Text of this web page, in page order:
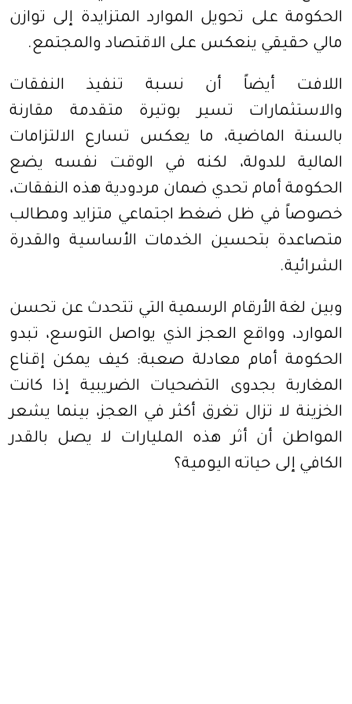
الحكومة على تحويل الموارد المتزايدة إلى توازن
مالي حقيقي ينعكس على الاقتصاد والمجتمع.
اللافت أيضاً أن نسبة تنفيذ النفقات
والاستثمارات تسير بوتيرة متقدمة مقارنة
بالسنة الماضية، ما يعكس تسارع الالتزامات
المالية للدولة، لكنه في الوقت نفسه يضع
الحكومة أمام تحدي ضمان مردودية هذه النفقات،
خصوصاً في ظل ضغط اجتماعي متزايد ومطالب
متصاعدة بتحسين الخدمات الأساسية والقدرة
الشرائية.
وبين لغة الأرقام الرسمية التي تتحدث عن تحسن
الموارد، وواقع العجز الذي يواصل التوسع، تبدو
الحكومة أمام معادلة صعبة: كيف يمكن إقناع
المغاربة بجدوى التضحيات الضريبية إذا كانت
الخزينة لا تزال تغرق أكثر في العجز، بينما يشعر
المواطن أن أثر هذه المليارات لا يصل بالقدر
الكافي إلى حياته اليومية؟